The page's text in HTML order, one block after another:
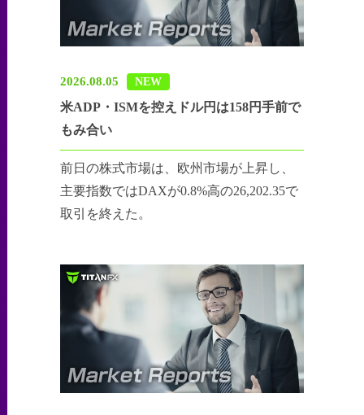
2026.08.05 NEW
米ADP・ISMを控えドル円は158円手前で
もみ合い
前日の株式市場は、欧州市場が上昇し、
主要指数ではDAXが0.8%高の26,202.35で
取引を終えた。